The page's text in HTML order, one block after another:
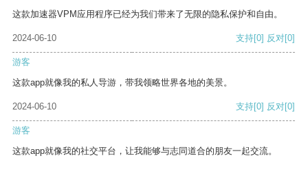
这款加速器VPM应用程序已经为我们带来了无限的隐私保护和自由。
2024-06-10 支持[0] 反对[0]
游客
这款app就像我的私人导游，带我领略世界各地的美景。
2024-06-10 支持[0] 反对[0]
游客
这款app就像我的社交平台，让我能够与志同道合的朋友一起交流。